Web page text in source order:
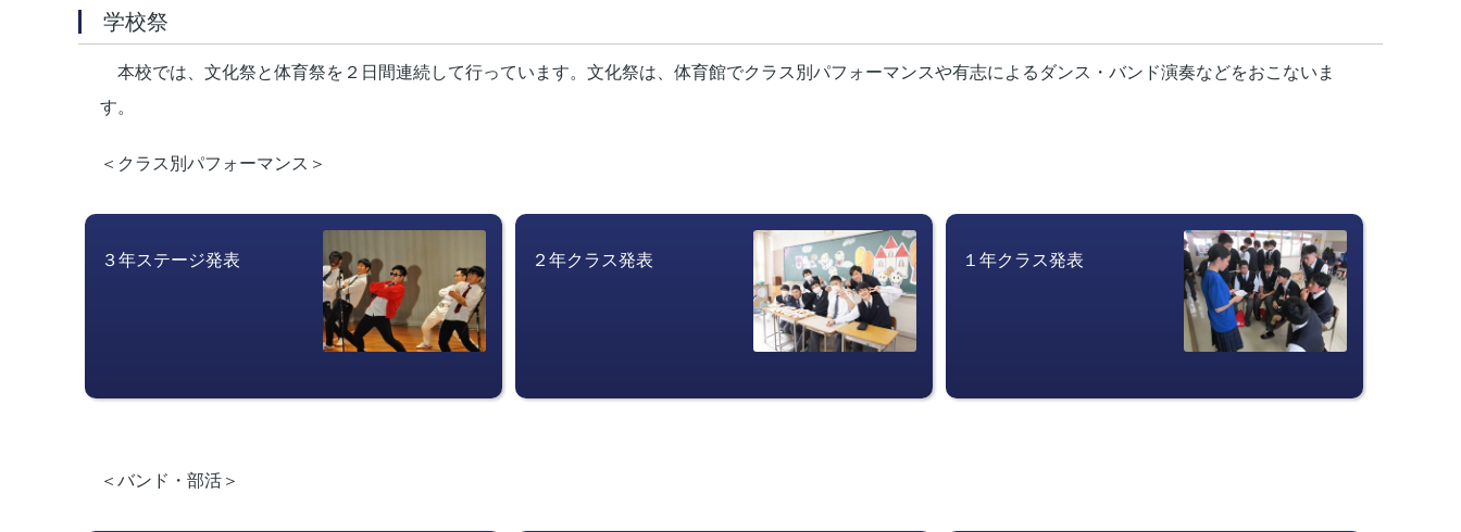
学校祭
本校では、文化祭と体育祭を２日間連続して行っています。文化祭は、体育館でクラス別パフォーマンスや有志によるダンス・バンド演奏などをおこないま
す。
＜クラス別パフォーマンス＞
３年ステージ発表 ２年クラス発表 １年クラス発表
＜バンド・部活＞